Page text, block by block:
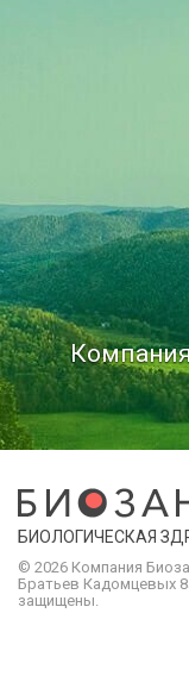
БИОЛОГИЧЕСКАЯ
© 2026 Компания
Братьев Кадомцевых
защищены.